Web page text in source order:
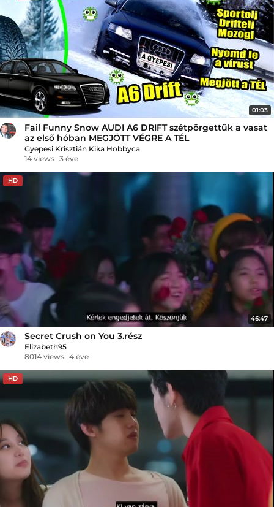
01:03
Fail Funny Snow AUDI A6 DRIFT szétpörgettük a vasat
az első hóban MEGJÖTT VÉGRE A TÉL
Gyepesi Krisztián Kika Hobbyca
14 views 3 éve
HD
46:47
Secret Crush on You 3.rész
Elizabeth95
8014 views 4 éve
HD